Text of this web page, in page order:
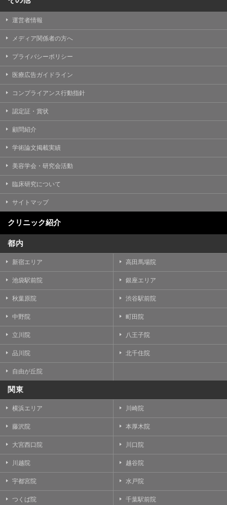
運営者情報
メディア関係者の方へ
プライバシーポリシー
医療広告ガイドライン
コンプライアンス行動指針
認定証・賞状
顧問紹介
学術論文掲載実績
美容学会・研究会活動
臨床研究について
サイトマップ
クリニック紹介
都内
新宿エリア 高田馬場院
池袋駅前院 銀座エリア
秋葉原院 渋谷駅前院
中野院 町田院
立川院 八王子院
品川院 北千住院
自由が丘院
関東
横浜エリア 川崎院
藤沢院 本厚木院
大宮西口院 川口院
川越院 越谷院
宇都宮院 水戸院
つくば院 千葉駅前院